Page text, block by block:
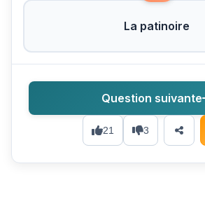
La patinoire
21 3
Question suivante